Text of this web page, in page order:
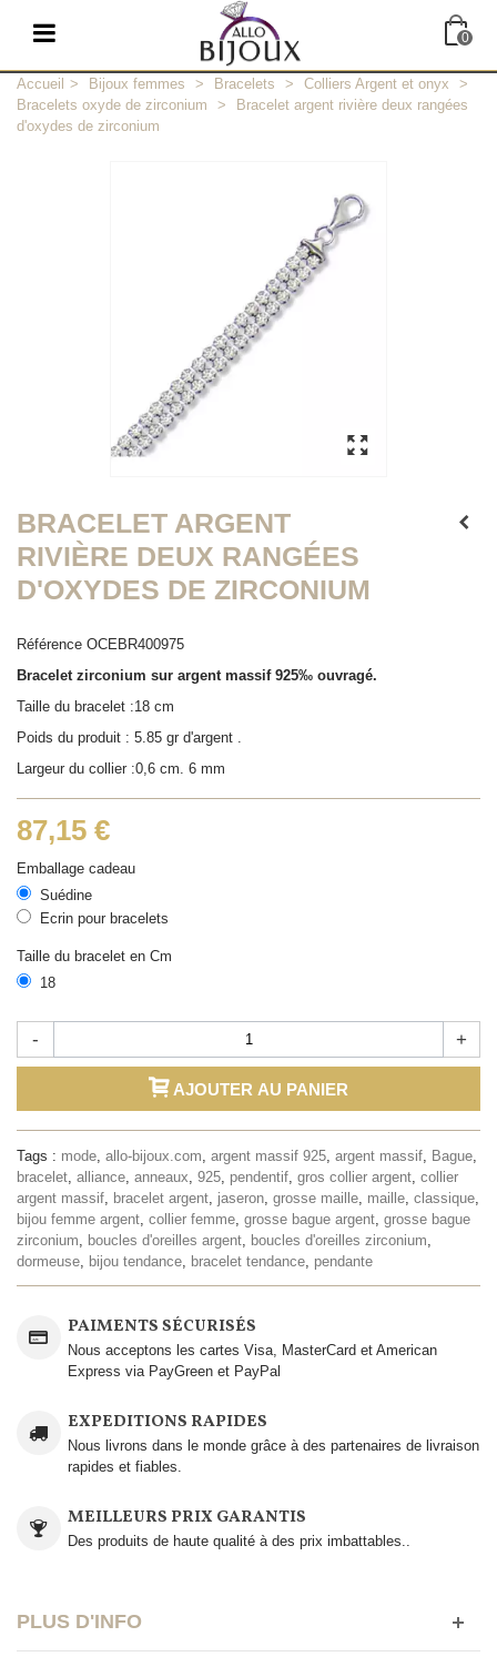
0
Accueil > Bijoux femmes > Bracelets > Colliers Argent et onyx
>
Bracelets oxyde de zirconium
>
Bracelet argent rivière deux rangées
d'oxydes de zirconium
BRACELET ARGENT
RIVIÈRE DEUX RANGÉES
D'OXYDES DE ZIRCONIUM
Référence OCEBR400975
Bracelet zirconium sur argent massif 925‰ ouvragé.
Taille du bracelet :18 cm
Poids du produit : 5.85 gr d'argent .
Largeur du collier :0,6 cm. 6 mm
87,15 €
Emballage cadeau
Suédine
Ecrin pour bracelets
Taille du bracelet en Cm
18
- +
AJOUTER AU PANIER
Tags : mode, allo-bijoux.com, argent massif 925, argent massif, Bague,
bracelet, alliance, anneaux, 925, pendentif, gros collier argent, collier
argent massif, bracelet argent, jaseron, grosse maille, maille, classique,
bijou femme argent, collier femme, grosse bague argent, grosse bague
zirconium, boucles d'oreilles argent, boucles d'oreilles zirconium,
dormeuse, bijou tendance, bracelet tendance, pendante
PAIMENTS SÉCURISÉS
Nous acceptons les cartes Visa, MasterCard et American
Express via PayGreen et PayPal
EXPEDITIONS RAPIDES
Nous livrons dans le monde grâce à des partenaires de livraison
rapides et fiables.
MEILLEURS PRIX GARANTIS
Des produits de haute qualité à des prix imbattables..
PLUS D'INFO